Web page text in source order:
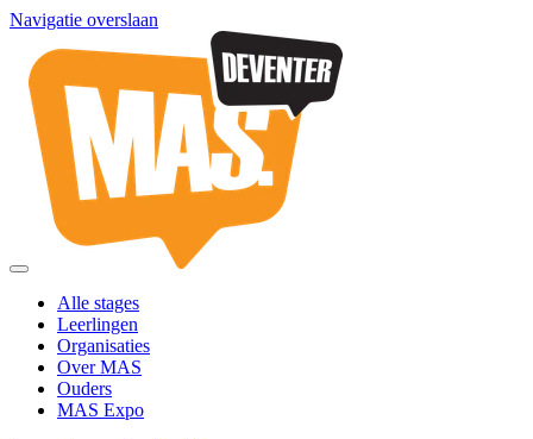
Navigatie overslaan
Alle stages
Leerlingen
Organisaties
Over MAS
Ouders
MAS Expo